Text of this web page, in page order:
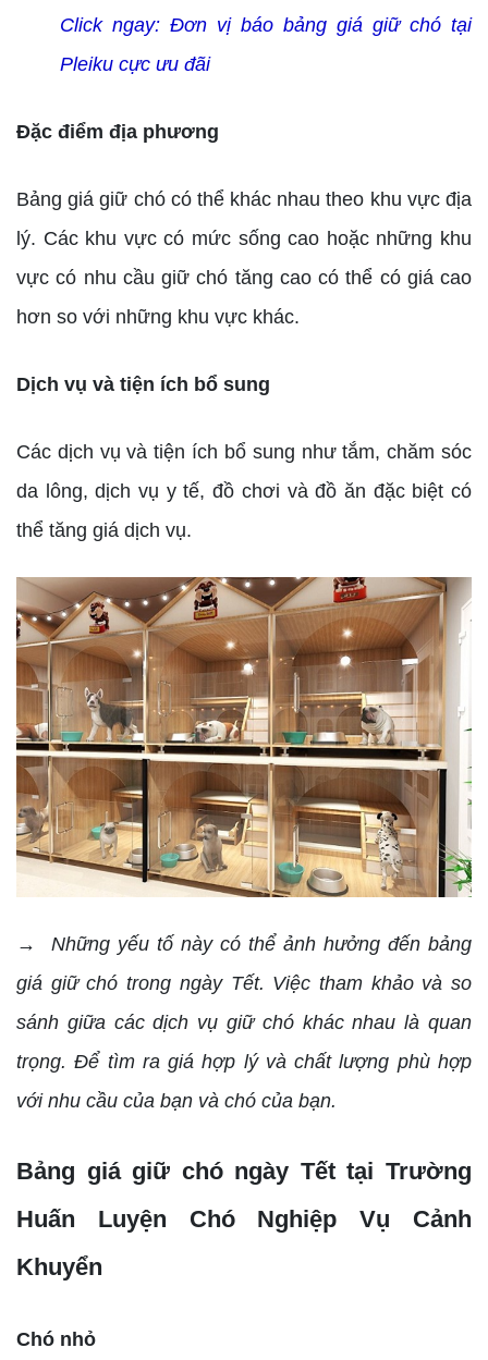
Click ngay: Đơn vị báo bảng giá giữ chó tại
Pleiku cực ưu đãi
Đặc điểm địa phương
Bảng giá giữ chó có thể khác nhau theo khu vực địa
lý. Các khu vực có mức sống cao hoặc những khu
vực có nhu cầu giữ chó tăng cao có thể có giá cao
hơn so với những khu vực khác.
Dịch vụ và tiện ích bổ sung
Các dịch vụ và tiện ích bổ sung như tắm, chăm sóc
da lông, dịch vụ y tế, đồ chơi và đồ ăn đặc biệt có
thể tăng giá dịch vụ.
→ Những yếu tố này có thể ảnh hưởng đến bảng
giá giữ chó trong ngày Tết. Việc tham khảo và so
sánh giữa các dịch vụ giữ chó khác nhau là quan
trọng. Để tìm ra giá hợp lý và chất lượng phù hợp
với nhu cầu của bạn và chó của bạn.
Bảng giá giữ chó ngày Tết tại Trường
Huấn Luyện Chó Nghiệp Vụ Cảnh
Khuyển
Chó nhỏ